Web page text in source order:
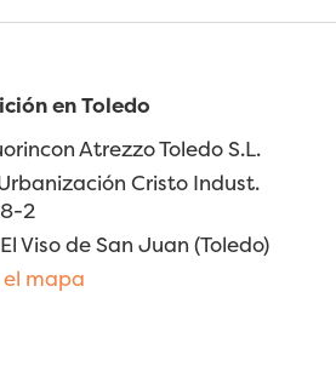
en Toledo
Atrezzo Toledo S.L.
Cristo Indust.
2
Viso de San Juan (Toledo)
el mapa